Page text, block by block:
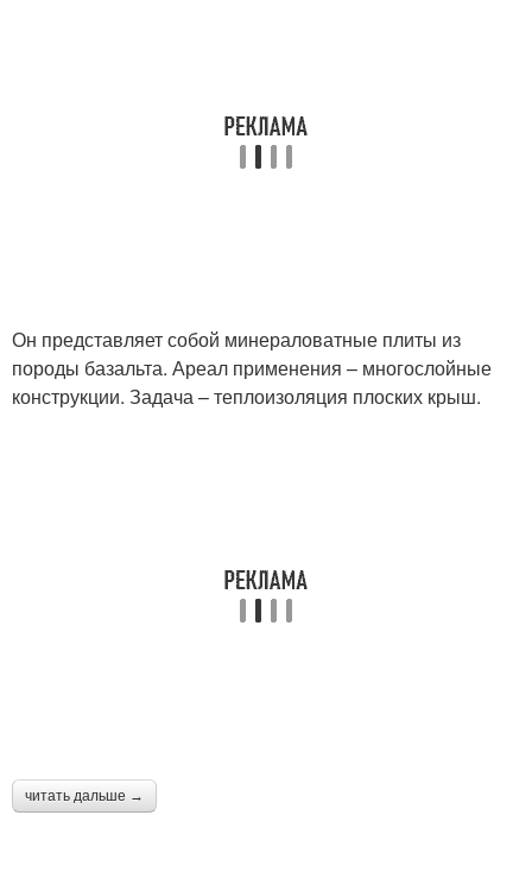
Он представляет собой минераловатные плиты из
породы базальта. Ареал применения – многослойные
конструкции. Задача – теплоизоляция плоских крыш.
читать дальше →